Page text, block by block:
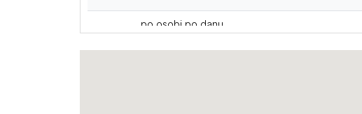
po osobi po danu
dodatni krevet